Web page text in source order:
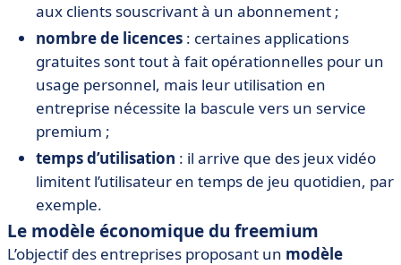
aux clients souscrivant à un abonnement ;
nombre de licences : certaines applications
gratuites sont tout à fait opérationnelles pour un
usage personnel, mais leur utilisation en
entreprise nécessite la bascule vers un service
premium ;
temps d’utilisation : il arrive que des jeux vidéo
limitent l’utilisateur en temps de jeu quotidien, par
exemple.
Le modèle économique du freemium
L’objectif des entreprises proposant un modèle